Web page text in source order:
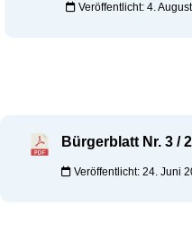
Veröffentlicht: 4.
Bürgerblatt Nr. 3 /
Veröffentlicht: 24. Juni